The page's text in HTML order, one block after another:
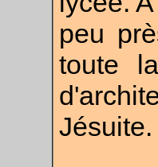
peu
toute
Jésuite.